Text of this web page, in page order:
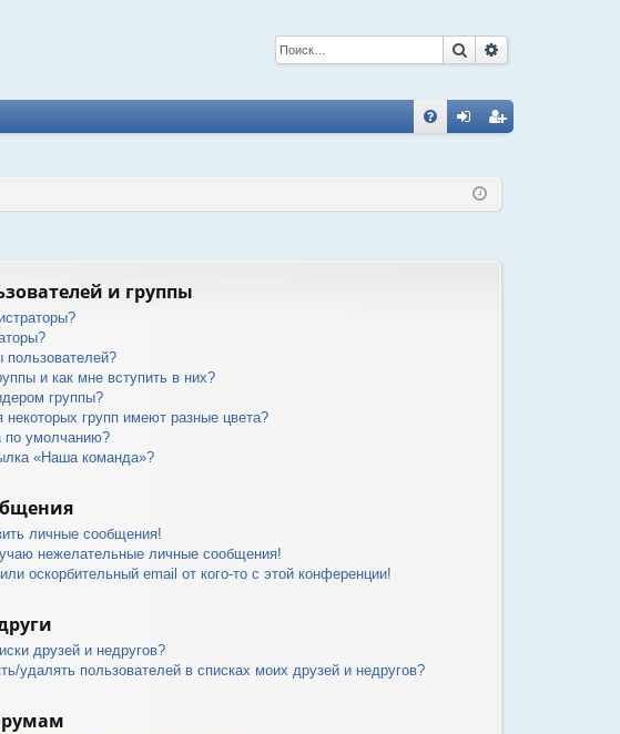
Поиск
ис
и группы
пользователей?
и как мне вступить в них?
группы?
некоторых групп имеют разные цвета?
по умолчанию?
«Наша команда»?
личные сообщения!
нежелательные личные сообщения!
оскорбительный email от кого-то с этой конференции!
друзей и недругов?
удалять пользователей в списках моих друзей и недругов?